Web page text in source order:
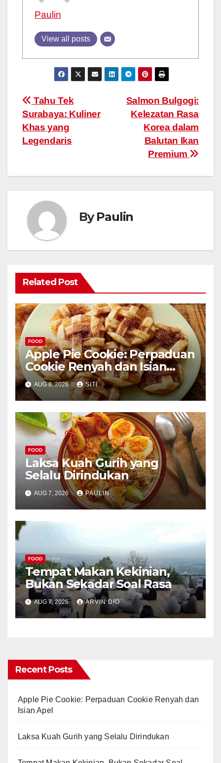
Paulin
View all posts
Post
navigation
Salmon Bulgogi:
Kelezatan Rasa
Korea dalam
Balutan Ikan
Premium
Tahu Tek
Surabaya: Kuliner
Khas yang
Legendaris
ByPaulin
Related Post
FOOD
Apple Pie Cookie: Perpaduan
Cookie Renyah dan Isian
Apel
AUG 8, 2026 SITI
FOOD
Laksa Kuah Gurih yang
Selalu Dirindukan
AUG 7, 2026 PAULIN
FOOD
Tempat Makan Kekinian,
Bukan Sekadar Soal Rasa
AUG 7, 2026 ARVIN DIO
Recent Posts
Apple Pie Cookie: Perpaduan Cookie Renyah dan
Isian Apel
Laksa Kuah Gurih yang Selalu Dirindukan